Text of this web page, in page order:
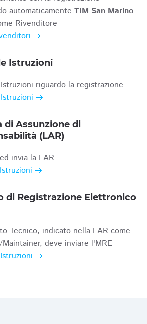
automaticamente TIM San Marino
Rivenditore
Istruzioni
riguardo la registrazione
di Assunzione di
(LAR)
invia la LAR
di Registrazione Elettronico
Tecnico, indicato nella LAR come
deve inviare l'MRE